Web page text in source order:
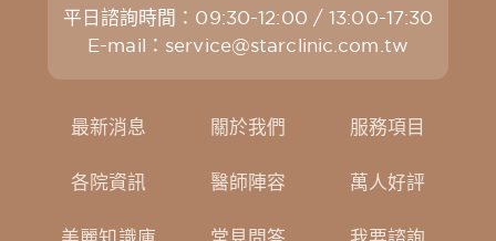
平日諮詢時間：09:30-12:00 / 13:00-17:30
E-mail： service@starclinic.com.tw
最新消息 關於我們 服務項目
各院資訊 醫師陣容 萬人好評
美麗知識庫 常見問答 我要諮詢